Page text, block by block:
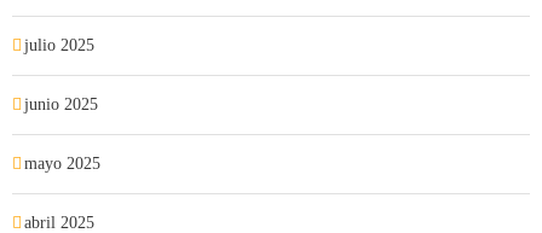
julio 2025
junio 2025
mayo 2025
abril 2025